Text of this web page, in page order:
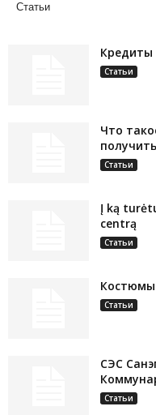
Статьи
Кредиты
Статьи
Что
получить
Статьи
Į ką
centrą
Статьи
Статьи
СЭС
Статьи